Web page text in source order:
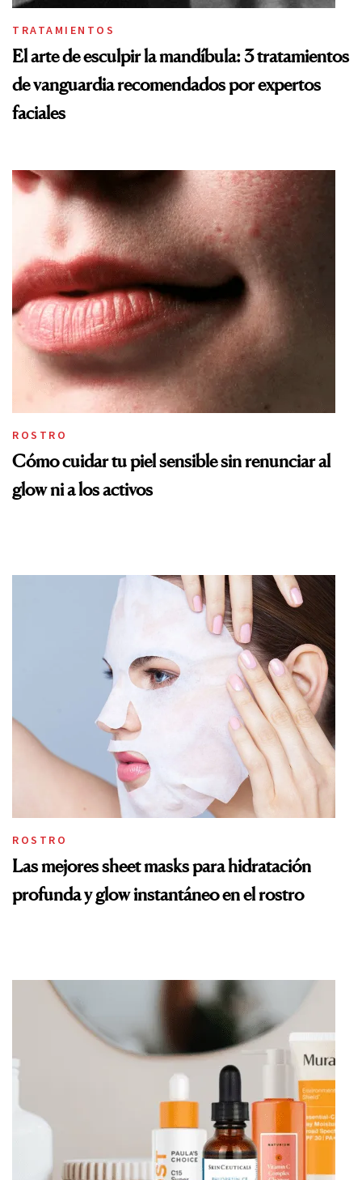
TRATAMIENTOS
El arte de esculpir la mandíbula: 3 tratamientos
de vanguardia recomendados por expertos
faciales
ROSTRO
Cómo cuidar tu piel sensible sin renunciar al
glow ni a los activos
ROSTRO
Las mejores sheet masks para hidratación
profunda y glow instantáneo en el rostro